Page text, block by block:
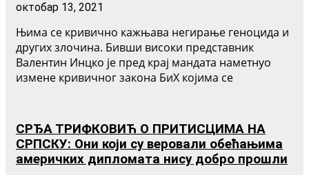
октобар 13, 2021
Њима се кривично кажњава негирање геноцида и
других злочина. Бивши високи представник
Валентин Инцко је пред крај мандата наметнуо
измене кривичног закона БиХ којима се
СРЂА ТРИФКОВИЋ О ПРИТИСЦИМА НА
СРПСКУ: Они који су веровали обећањима
америчких дипломата нису добро прошли